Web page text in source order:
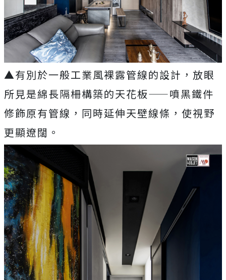
▲有別於一般工業風裸露管線的設計，放眼
所見是綿長隔柵構築的天花板——噴黑鐵件
修飾原有管線，同時延伸天壁線條，使視野
更顯遼闊。